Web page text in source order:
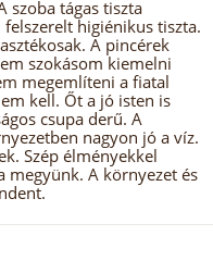
szoba tágas tiszta
higiénikus tiszta.
A pincérek
szokásom kiemelni
megemlíteni a fiatal
kell. Őt a jó isten is
csupa derű. A
nagyon jó a víz.
Szép élményekkel
megyünk. A környezet és